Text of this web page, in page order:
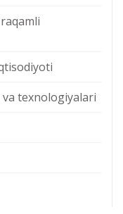
texnologiyalari